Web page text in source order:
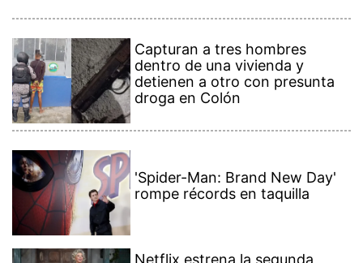
Capturan a tres hombres
dentro de una vivienda y
detienen a otro con presunta
droga en Colón
'Spider-Man: Brand New Day'
rompe récords en taquilla
Netflix estrena la segunda